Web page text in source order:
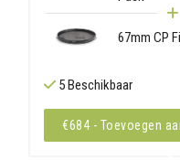
67mm CP
5 Beschikbaar
€684 - Toevoegen